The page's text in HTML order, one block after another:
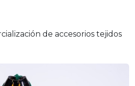
de accesorios tejidos